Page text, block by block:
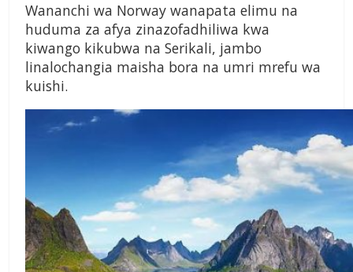
Wananchi wa Norway wanapata elimu na
huduma za afya zinazofadhiliwa kwa
kiwango kikubwa na Serikali, jambo
linalochangia maisha bora na umri mrefu wa
kuishi.